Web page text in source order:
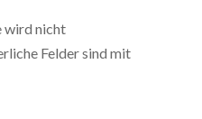
wird nicht
Felder sind mit